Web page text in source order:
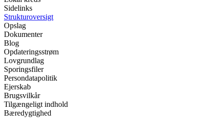
Sidelinks
Strukturoversigt
Opslag
Dokumenter
Blog
Opdateringsstrøm
Lovgrundlag
Sporingsfiler
Persondatapolitik
Ejerskab
Brugsvilkår
Tilgængeligt indhold
Bæredygtighed